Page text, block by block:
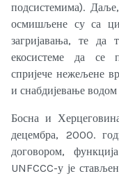
подсистемима).
осмишљене су са
загријавања, те да
екосистеме да се
спријече нежељене
и снабдијевање водом
Босна и
децембра, 2000.
договором,
UNFCCC-у је